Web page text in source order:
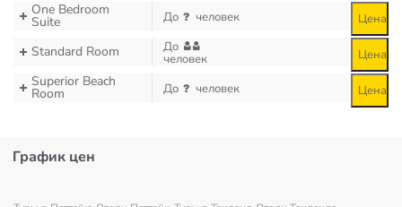
One Bedroom
Suite До человек Цена
Standard Room До
человек Цена
Superior Beach
Room До человек Цена
График цен